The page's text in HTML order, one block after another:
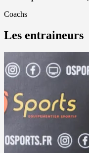
Coachs
Les entraineurs